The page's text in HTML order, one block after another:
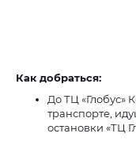
Как добраться:
До ТЦ «Глобус»
транспорте,
остановки «ТЦ